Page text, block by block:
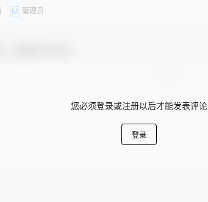
M 管理员
您必须登录或注册以后才能发表评论
登录